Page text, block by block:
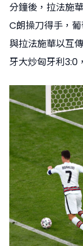
分鐘後，拉法施
C朗操刀得手，
與拉法施華以互
牙大炒匈牙利3:0